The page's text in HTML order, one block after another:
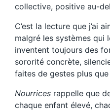
collective, positive au-
C’est la lecture que j’ai
malgré les systèmes qui
inventent toujours des
sororité concrète,
faites de gestes plus
Nourrices rappelle que
chaque enfant élevé,